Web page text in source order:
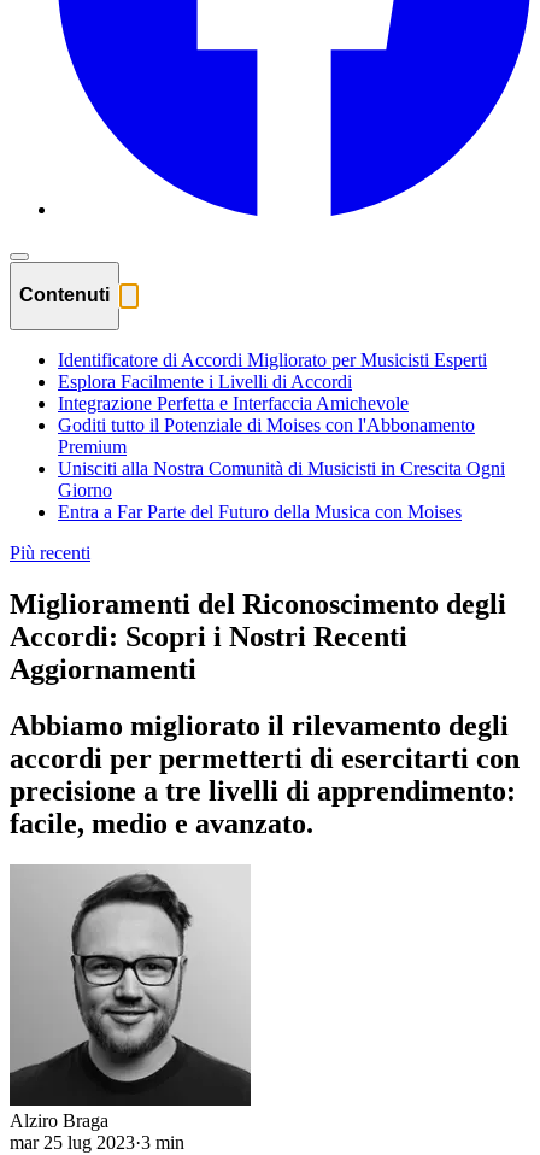
Contenuti
Identificatore di Accordi Migliorato per Musicisti Esperti
Esplora Facilmente i Livelli di Accordi
Integrazione Perfetta e Interfaccia Amichevole
Goditi tutto il Potenziale di Moises con l'Abbonamento
Premium
Unisciti alla Nostra Comunità di Musicisti in Crescita Ogni
Giorno
Entra a Far Parte del Futuro della Musica con Moises
Più recenti
Miglioramenti del Riconoscimento degli
Accordi: Scopri i Nostri Recenti
Aggiornamenti
Abbiamo migliorato il rilevamento degli
accordi per permetterti di esercitarti con
precisione a tre livelli di apprendimento:
facile, medio e avanzato.
Alziro Braga
mar 25 lug 2023·3 min